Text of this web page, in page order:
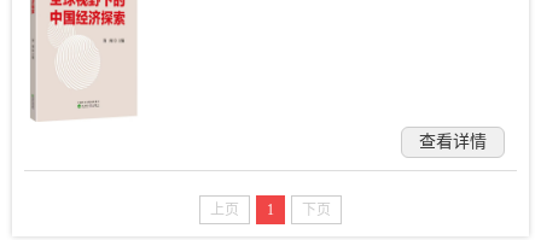
查看详情
上页 1 下页